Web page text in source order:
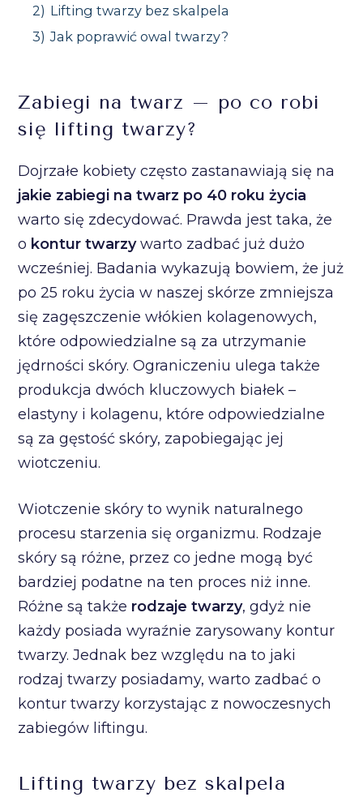
2) Lifting twarzy bez skalpela
3) Jak poprawić owal twarzy?
Zabiegi na twarz – po co robi
się lifting twarzy?
Dojrzałe kobiety często zastanawiają się na
jakie zabiegi na twarz po 40 roku życia
warto się zdecydować. Prawda jest taka, że
o kontur twarzywarto zadbać już dużo
wcześniej. Badania wykazują bowiem, że już
po 25 roku życia w naszej skórze zmniejsza
się zagęszczenie włókien kolagenowych,
które odpowiedzialne są za utrzymanie
jędrności skóry. Ograniczeniu ulega także
produkcja dwóch kluczowych białek –
elastyny i kolagenu, które odpowiedzialne
są za gęstość skóry, zapobiegając jej
wiotczeniu.
Wiotczenie skóry to wynik naturalnego
procesu starzenia się organizmu. Rodzaje
skóry są różne, przez co jedne mogą być
bardziej podatne na ten proces niż inne.
Różne są także rodzaje twarzy, gdyż nie
każdy posiada wyraźnie zarysowany kontur
twarzy. Jednak bez względu na to jaki
rodzaj twarzy posiadamy, warto zadbać o
kontur twarzy korzystając z nowoczesnych
zabiegów liftingu.
Lifting twarzy bez skalpela